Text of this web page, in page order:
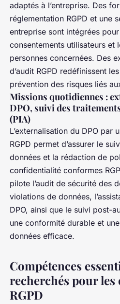
adaptés à l’entreprise. Des
réglementation RGPD et une
entreprise sont intégrées
consentements utilisateurs et
personnes concernées. Des
d’audit RGPD redéfinissent
prévention des risques liés
Missions quotidiennes :
DPO, suivi des
(PIA)
L’externalisation du DPO par
RGPD permet d’assurer le
données et la rédaction de
confidentialité conformes
pilote l’audit de sécurité des
violations de données,
DPO, ainsi que le suivi post-
une conformité durable et
données efficace.
Compétences
recherchés pour les
RGPD